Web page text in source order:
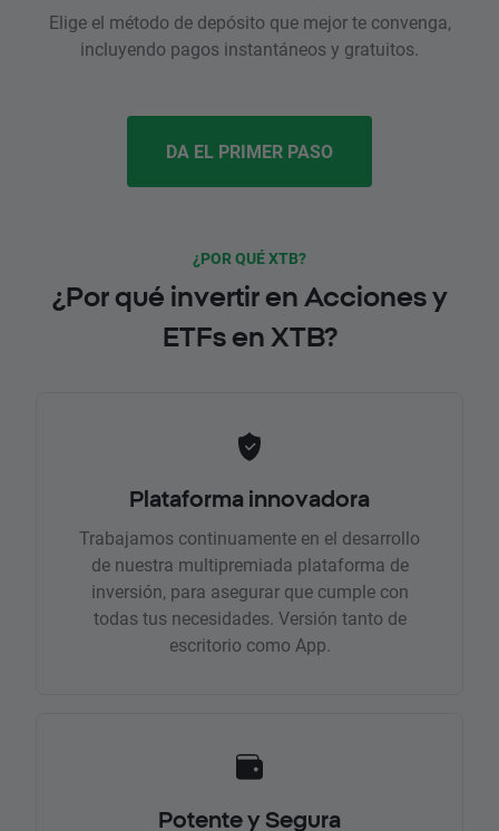
Elige el método de depósito que mejor te convenga,
incluyendo pagos instantáneos y gratuitos.
DA EL PRIMER PASO
¿POR QUÉ XTB?
¿Por qué invertir en Acciones y
ETFs en XTB?
Plataforma innovadora
Trabajamos continuamente en el desarrollo
de nuestra multipremiada plataforma de
inversión, para asegurar que cumple con
todas tus necesidades. Versión tanto de
escritorio como App.
Potente y Segura